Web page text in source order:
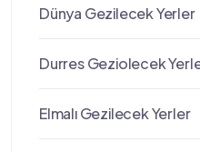
Dünya Gezilecek Yerler
Durres Geziolecek
Elmalı Gezilecek Yerler